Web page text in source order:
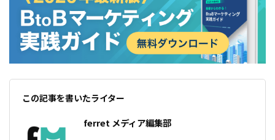
この記事を書いたライター
ferret メディア編集部